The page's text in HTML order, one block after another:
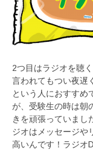
2つ目はラジオを聴
言われてもつい夜遅
という人におすすめ
が、受験生の時は朝
きを頑張っていまし
ジオはメッセージや
高いんです！ラジオ